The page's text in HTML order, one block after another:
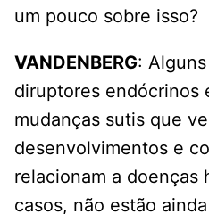
um pouco sobre isso?
VANDENBERG:
diruptores endócrinos
mudanças sutis que
desenvolvimentos e
relacionam a doenças
casos, não estão